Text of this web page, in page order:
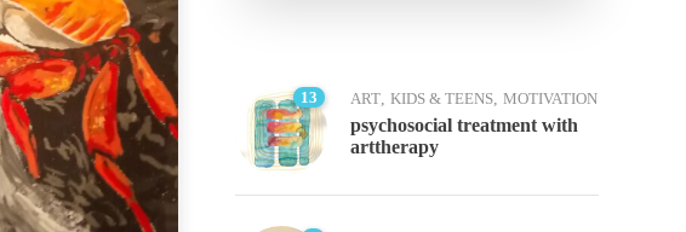
13 ART, KIDS & TEENS, MOTIVATION
psychosocial treatment with
arttherapy